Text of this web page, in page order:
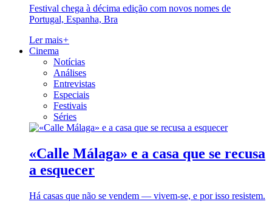
Festival chega à décima edição com novos nomes de
Portugal, Espanha, Bra
Ler mais+
Cinema
Notícias
Análises
Entrevistas
Especiais
Festivais
Séries
«Calle Málaga» e a casa que se recusa
a esquecer
Há casas que não se vendem — vivem-se, e por isso resistem.